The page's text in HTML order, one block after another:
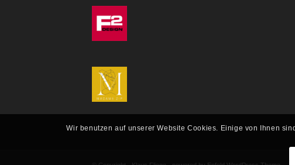
Wir benutzen auf unserer Website Cookies. Einige von Ihnen